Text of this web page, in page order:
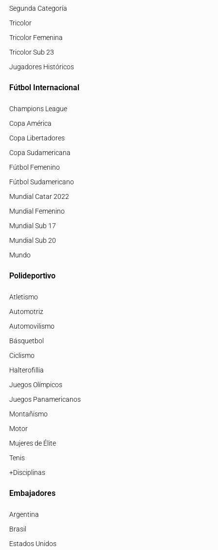
Segunda Categoría
Tricolor
Tricolor Femenina
Tricolor Sub 23
Jugadores Históricos
Fútbol Internacional
Champions League
Copa América
Copa Libertadores
Copa Sudamericana
Fútbol Femenino
Fútbol Sudamericano
Mundial Catar 2022
Mundial Femenino
Mundial Sub 17
Mundial Sub 20
Mundo
Polideportivo
Atletismo
Automotriz
Automovilismo
Básquetbol
Ciclismo
Halterofillia
Juegos Olímpicos
Juegos Panamericanos
Montañismo
Motor
Mujeres de Élite
Tenis
+Disciplinas
Embajadores
Argentina
Brasil
Estados Unidos